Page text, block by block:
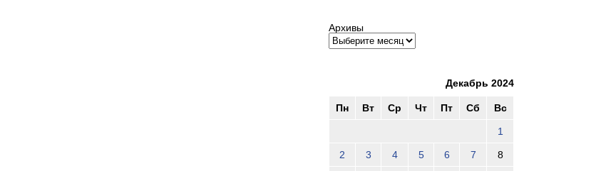
Архивы
Декабрь 2024
Пн Вт Ср Чт Пт Сб Вс
1
2 3 4 5 6 7 8